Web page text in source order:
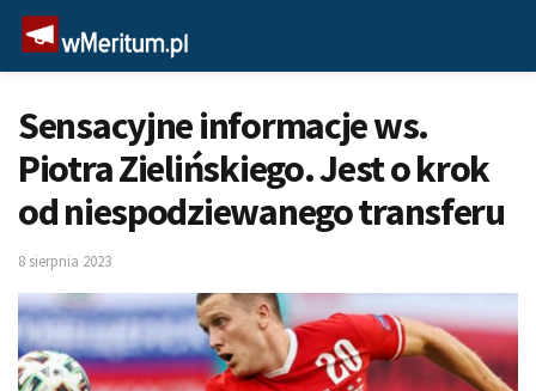
Sensacyjne informacje ws.
Piotra Zielińskiego. Jest o krok
od niespodziewanego transferu
8 sierpnia 2023